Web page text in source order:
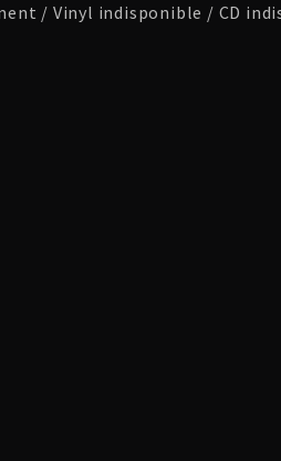
/ Vinyl indisponible / CD